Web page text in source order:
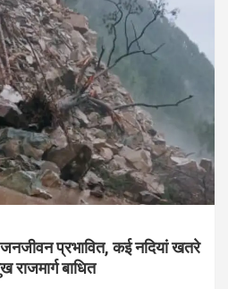
जनजीवन प्रभावित, कई नदियां खतरे
बाधित